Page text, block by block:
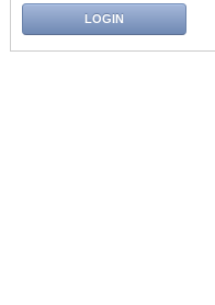
LOGIN